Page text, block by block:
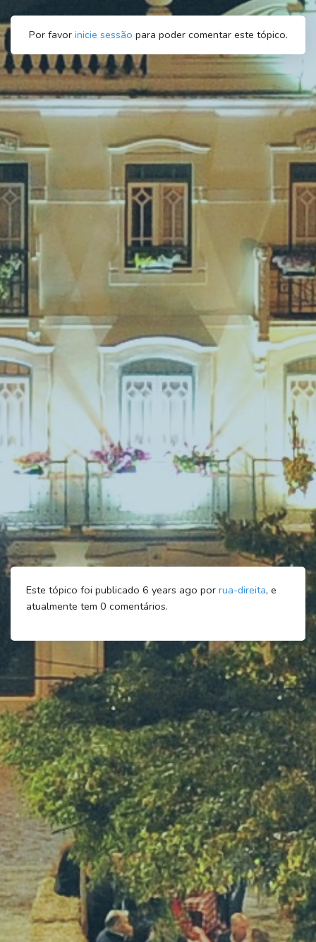
Por favor inicie sessão para poder comentar este tópico.
Este tópico foi publicado 6 years ago por rua-direita, e
atualmente tem 0 comentários.